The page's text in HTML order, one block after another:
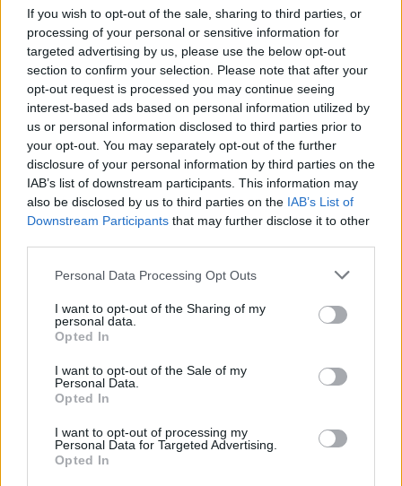
If you wish to opt-out of the sale, sharing to third parties, or
processing of your personal or sensitive information for
targeted advertising by us, please use the below opt-out
section to confirm your selection. Please note that after your
opt-out request is processed you may continue seeing
interest-based ads based on personal information utilized by
us or personal information disclosed to third parties prior to
your opt-out. You may separately opt-out of the further
disclosure of your personal information by third parties on the
IAB’s list of downstream participants. This information may
also be disclosed by us to third parties on the IAB’s List of
Downstream Participants that may further disclose it to other
Personal Data Processing Opt Outs
I want to opt-out of the Sharing of my
personal data.
Opted In
I want to opt-out of the Sale of my
Personal Data.
Opted In
I want to opt-out of processing my
Personal Data for Targeted Advertising.
Opted In
15/07/2018
PARTITO DA FIUMICINO
Allarme bomba su un volo Roma-
Chicago, aereo deviato in Irlanda
17/06/2018
ALLERTA TERRORISMO
Roma: evacuate le due
Rinascente [FOTO]
PACCO SOSPETTO
Falso allarme bomba in studi
Mediaset